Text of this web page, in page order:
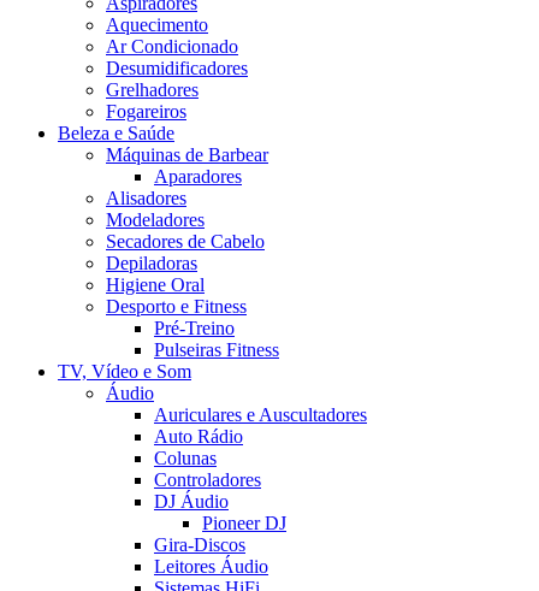
Aquecimento
Ar Condicionado
Desumidificadores
Grelhadores
Fogareiros
Beleza e Saúde
Máquinas de Barbear
Aparadores
Alisadores
Modeladores
Secadores de Cabelo
Depiladoras
Higiene Oral
Desporto e Fitness
Pré-Treino
Pulseiras Fitness
TV, Vídeo e Som
Áudio
Auriculares e Auscultadores
Auto Rádio
Colunas
Controladores
DJ Áudio
Pioneer DJ
Gira-Discos
Leitores Áudio